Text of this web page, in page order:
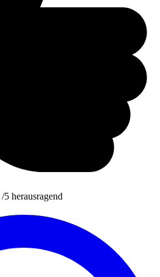
/5 herausragend